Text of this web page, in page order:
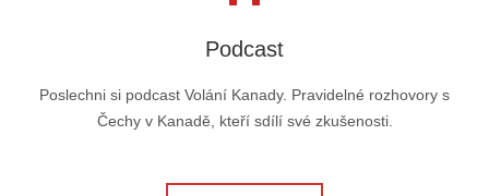
Podcast
Poslechni si podcast Volání Kanady. Pravidelné rozhovory s
Čechy v Kanadě, kteří sdílí své zkušenosti.